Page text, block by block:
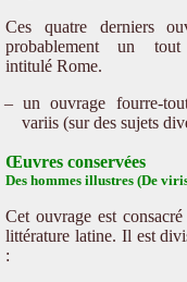
Ces quatre derniers
probablement un tout
intitulé Rome.
un ouvrage fourre-
variis (sur des sujets
Œuvres conservées
Des hommes illustres (De
Cet ouvrage est
littérature latine. Il est
: